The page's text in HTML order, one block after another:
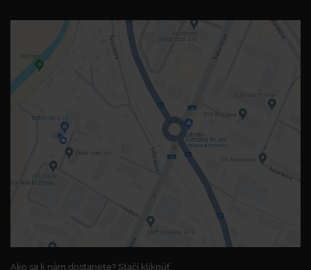
Ako sa k nám dostanete? Stačí kliknúť.